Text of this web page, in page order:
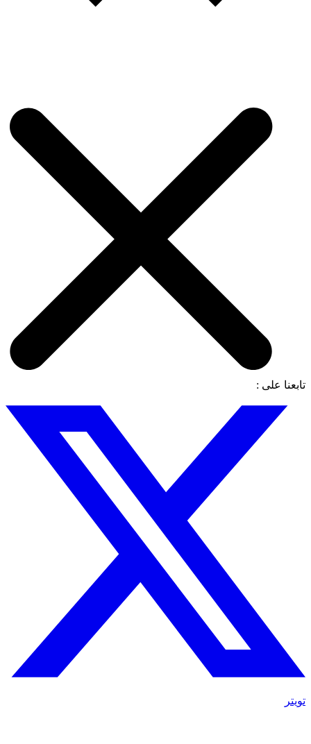
تابعنا على :
تويتر